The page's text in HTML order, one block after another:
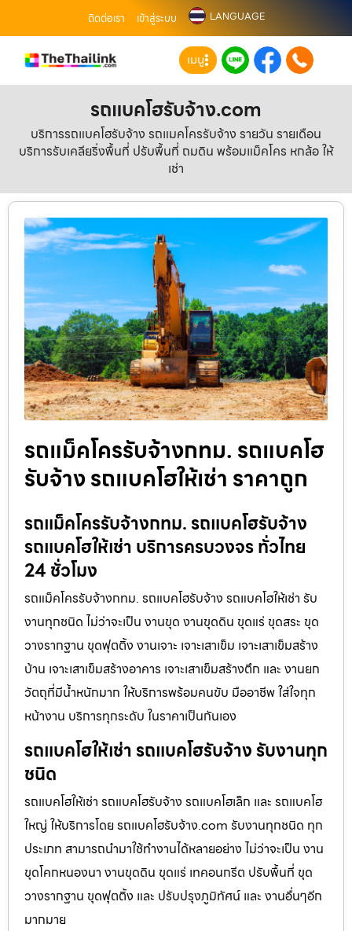
ติดต่อเรา เข้าสู่ระบบ LANGUAGE
เมนู
รถแบคโฮรับจ้าง.com
บริการรถแบคโฮรับจ้าง รถแมคโครรับจ้าง รายวัน รายเดือน
บริการรับเคลียริ่งพื้นที่ ปรับพื้นที่ ถมดิน พร้อมแม็คโคร หกล้อ ให้
เช่า
รถแม็คโครรับจ้างกทม. รถแบคโฮ
รับจ้าง รถแบคโฮให้เช่า ราคาถูก
รถแม็คโครรับจ้างกทม. รถแบคโฮรับจ้าง
รถแบคโฮให้เช่า บริการครบวงจร ทั่วไทย
24 ชั่วโมง
รถแม็คโครรับจ้างกทม. รถแบคโฮรับจ้าง รถแบคโฮให้เช่า รับ
งานทุกชนิด ไม่ว่าจะเป็น งานขุด งานขุดดิน ขุดแร่ ขุดสระ ขุด
วางรากฐาน ขุดฟุตติ้ง งานเจาะ เจาะเสาเข็ม เจาะเสาเข็มสร้าง
บ้าน เจาะเสาเข็มสร้างอาคาร เจาะเสาเข็มสร้างตึก และ งานยก
วัตถุที่มีน้ำหนักมาก ให้บริการพร้อมคนขับ มืออาชีพ ใส่ใจทุก
หน้างาน บริการทุกระดับ ในราคาเป็นกันเอง
รถแบคโฮให้เช่า รถแบคโฮรับจ้าง รับงานทุก
ชนิด
รถแบคโฮให้เช่า รถแบคโฮรับจ้าง รถแบคโฮเล็ก และ รถแบคโฮ
ใหญ่ ให้บริการโดย รถแบคโฮรับจ้าง.com รับงานทุกชนิด ทุก
ประเภท สามารถนำมาใช้ทำงานได้หลายอย่าง ไม่ว่าจะเป็น งาน
ขุดโคกหนองนา งานขุดดิน ขุดแร่ เทคอนกรีต ปรับพื้นที่ ขุด
วางรากฐาน ขุดฟุตติ้ง และ ปรับปรุงภูมิทัศน์ และ งานอื่นๆอีก
มากมาย